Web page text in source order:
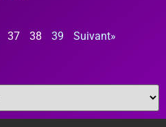
37 38 39 Suivant»